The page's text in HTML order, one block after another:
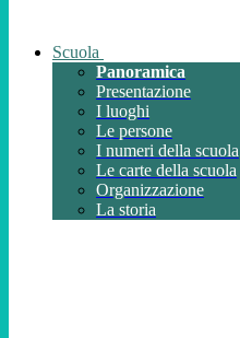
Scuola
Panoramica
Presentazione
I luoghi
Le persone
I numeri della scuola
Le carte della scuola
Organizzazione
La storia